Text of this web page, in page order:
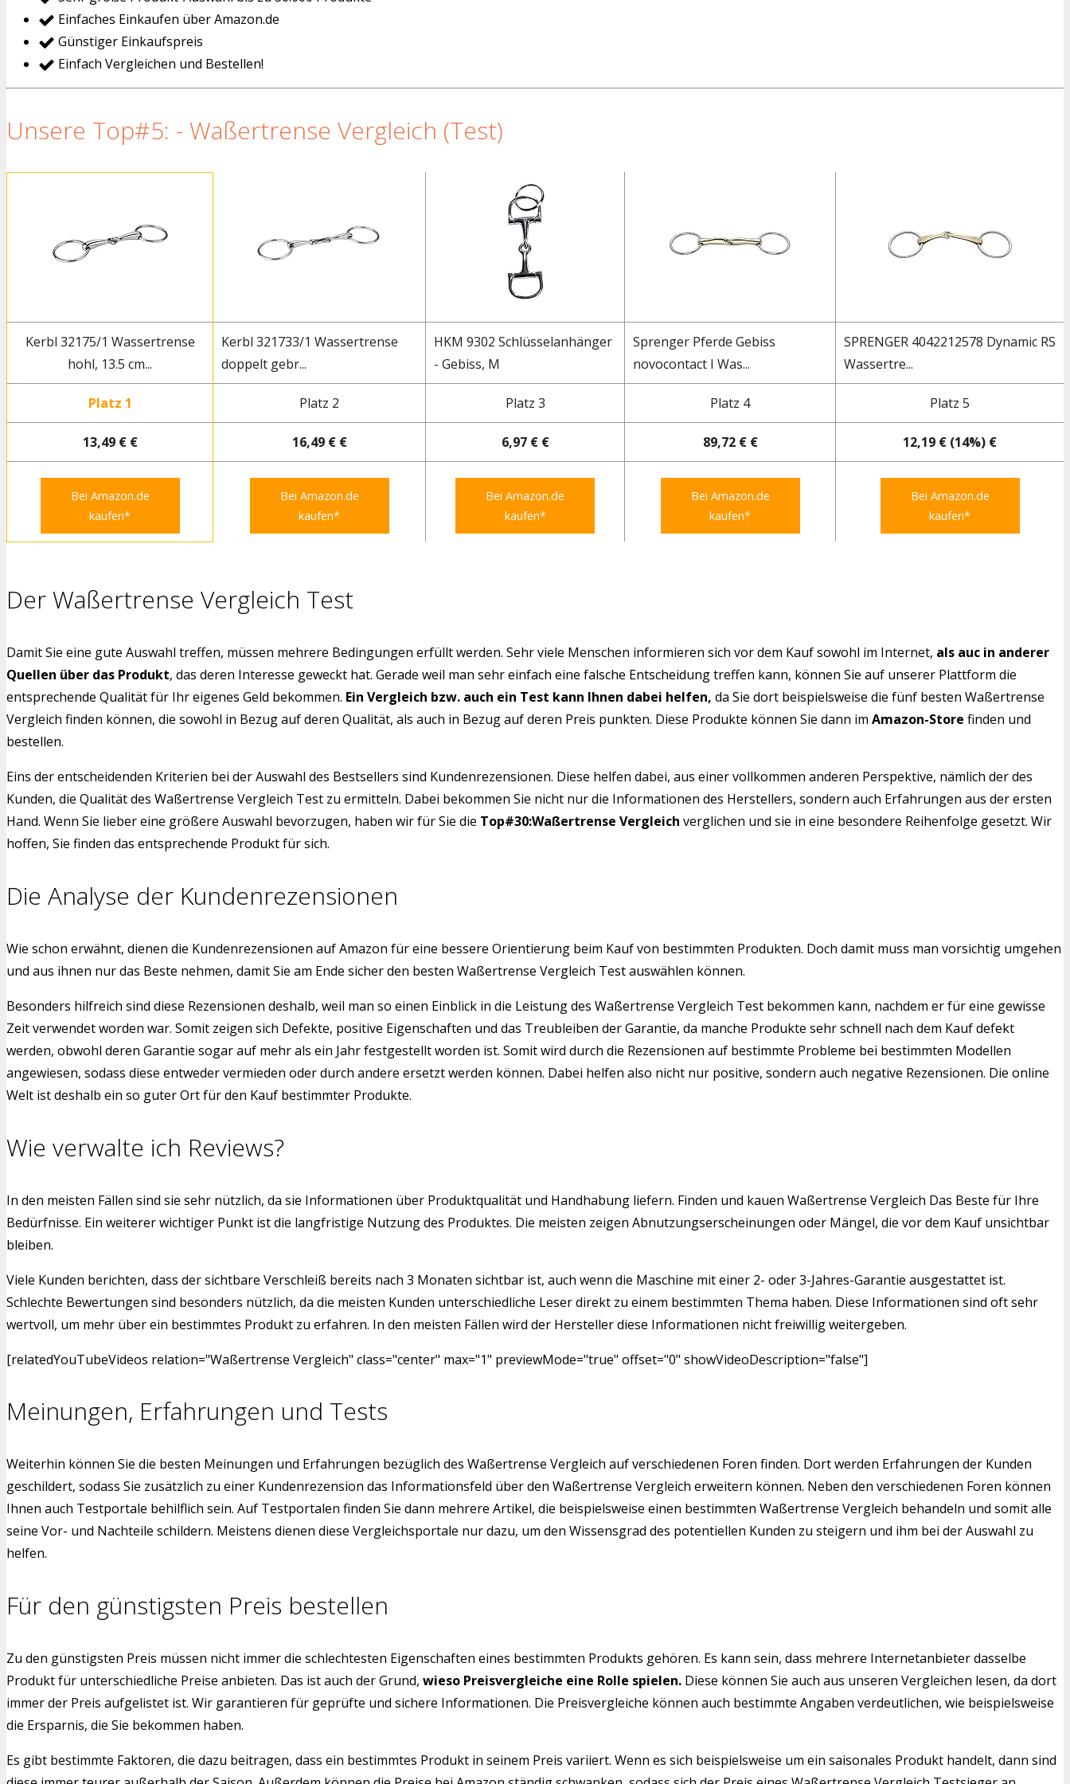
Einfaches Einkaufen über Amazon.de
Günstiger Einkaufspreis
Einfach Vergleichen und Bestellen!
Unsere Top#5: - Waßertrense Vergleich (Test)
Kerbl 32175/1 Wassertrense
hohl, 13.5 cm...
Kerbl 321733/1 Wassertrense
doppelt gebr...
HKM 9302 Schlüsselanhänger
- Gebiss, M
Sprenger Pferde Gebiss
novocontact I Was...
SPRENGER 4042212578 Dynamic RS
Wassertre...
Platz 1 Platz 2 Platz 3 Platz 4 Platz 5
13,49 € € 16,49 € € 6,97 € € 89,72 € € 12,19 € (14%) €
Bei Amazon.de
kaufen*
Bei Amazon.de
kaufen*
Bei Amazon.de
kaufen*
Bei Amazon.de
kaufen*
Bei Amazon.de
kaufen*
Der Waßertrense Vergleich Test
Damit Sie eine gute Auswahl treffen, müssen mehrere Bedingungen erfüllt werden. Sehr viele Menschen informieren sich vor dem Kauf sowohl im Internet, als auc in anderer
Quellen über das Produkt, das deren Interesse geweckt hat. Gerade weil man sehr einfach eine falsche Entscheidung treffen kann, können Sie auf unserer Plattform die
entsprechende Qualität für Ihr eigenes Geld bekommen. Ein Vergleich bzw. auch ein Test kann Ihnen dabei helfen, da Sie dort beispielsweise die fünf besten Waßertrense
Vergleich finden können, die sowohl in Bezug auf deren Qualität, als auch in Bezug auf deren Preis punkten. Diese Produkte können Sie dann im Amazon-Store finden und
bestellen.
Eins der entscheidenden Kriterien bei der Auswahl des Bestsellers sind Kundenrezensionen. Diese helfen dabei, aus einer vollkommen anderen Perspektive, nämlich der des
Kunden, die Qualität des Waßertrense Vergleich Test zu ermitteln. Dabei bekommen Sie nicht nur die Informationen des Herstellers, sondern auch Erfahrungen aus der ersten
Hand. Wenn Sie lieber eine größere Auswahl bevorzugen, haben wir für Sie die Top#30:Waßertrense Vergleich verglichen und sie in eine besondere Reihenfolge gesetzt. Wir
hoffen, Sie finden das entsprechende Produkt für sich.
Die Analyse der Kundenrezensionen
Wie schon erwähnt, dienen die Kundenrezensionen auf Amazon für eine bessere Orientierung beim Kauf von bestimmten Produkten. Doch damit muss man vorsichtig umgehen
und aus ihnen nur das Beste nehmen, damit Sie am Ende sicher den besten Waßertrense Vergleich Test auswählen können.
Besonders hilfreich sind diese Rezensionen deshalb, weil man so einen Einblick in die Leistung des Waßertrense Vergleich Test bekommen kann, nachdem er für eine gewisse
Zeit verwendet worden war. Somit zeigen sich Defekte, positive Eigenschaften und das Treubleiben der Garantie, da manche Produkte sehr schnell nach dem Kauf defekt
werden, obwohl deren Garantie sogar auf mehr als ein Jahr festgestellt worden ist. Somit wird durch die Rezensionen auf bestimmte Probleme bei bestimmten Modellen
angewiesen, sodass diese entweder vermieden oder durch andere ersetzt werden können. Dabei helfen also nicht nur positive, sondern auch negative Rezensionen. Die online
Welt ist deshalb ein so guter Ort für den Kauf bestimmter Produkte.
Wie verwalte ich Reviews?
In den meisten Fällen sind sie sehr nützlich, da sie Informationen über Produktqualität und Handhabung liefern. Finden und kauen Waßertrense Vergleich Das Beste für Ihre
Bedürfnisse. Ein weiterer wichtiger Punkt ist die langfristige Nutzung des Produktes. Die meisten zeigen Abnutzungserscheinungen oder Mängel, die vor dem Kauf unsichtbar
bleiben.
Viele Kunden berichten, dass der sichtbare Verschleiß bereits nach 3 Monaten sichtbar ist, auch wenn die Maschine mit einer 2- oder 3-Jahres-Garantie ausgestattet ist.
Schlechte Bewertungen sind besonders nützlich, da die meisten Kunden unterschiedliche Leser direkt zu einem bestimmten Thema haben. Diese Informationen sind oft sehr
wertvoll, um mehr über ein bestimmtes Produkt zu erfahren. In den meisten Fällen wird der Hersteller diese Informationen nicht freiwillig weitergeben.
[relatedYouTubeVideos relation="Waßertrense Vergleich" class="center" max="1" previewMode="true" offset="0" showVideoDescription="false"]
Meinungen, Erfahrungen und Tests
Weiterhin können Sie die besten Meinungen und Erfahrungen bezüglich des Waßertrense Vergleich auf verschiedenen Foren finden. Dort werden Erfahrungen der Kunden
geschildert, sodass Sie zusätzlich zu einer Kundenrezension das Informationsfeld über den Waßertrense Vergleich erweitern können. Neben den verschiedenen Foren können
Ihnen auch Testportale behilflich sein. Auf Testportalen finden Sie dann mehrere Artikel, die beispielsweise einen bestimmten Waßertrense Vergleich behandeln und somit alle
seine Vor- und Nachteile schildern. Meistens dienen diese Vergleichsportale nur dazu, um den Wissensgrad des potentiellen Kunden zu steigern und ihm bei der Auswahl zu
helfen.
Für den günstigsten Preis bestellen
Zu den günstigsten Preis müssen nicht immer die schlechtesten Eigenschaften eines bestimmten Produkts gehören. Es kann sein, dass mehrere Internetanbieter dasselbe
Produkt für unterschiedliche Preise anbieten. Das ist auch der Grund, wieso Preisvergleiche eine Rolle spielen. Diese können Sie auch aus unseren Vergleichen lesen, da dort
immer der Preis aufgelistet ist. Wir garantieren für geprüfte und sichere Informationen. Die Preisvergleiche können auch bestimmte Angaben verdeutlichen, wie beispielsweise
die Ersparnis, die Sie bekommen haben.
Es gibt bestimmte Faktoren, die dazu beitragen, dass ein bestimmtes Produkt in seinem Preis variiert. Wenn es sich beispielsweise um ein saisonales Produkt handelt, dann sind